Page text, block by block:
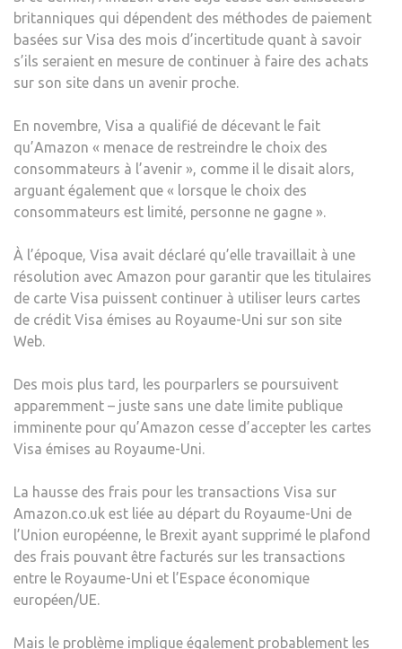
britanniques qui dépendent des méthodes de paiement
basées sur Visa des mois d’incertitude quant à savoir
s’ils seraient en mesure de continuer à faire des achats
sur son site dans un avenir proche.
En novembre, Visa a qualifié de décevant le fait
qu’Amazon « menace de restreindre le choix des
consommateurs à l’avenir », comme il le disait alors,
arguant également que « lorsque le choix des
consommateurs est limité, personne ne gagne ».
À l’époque, Visa avait déclaré qu’elle travaillait à une
résolution avec Amazon pour garantir que les titulaires
de carte Visa puissent continuer à utiliser leurs cartes
de crédit Visa émises au Royaume-Uni sur son site
Web.
Des mois plus tard, les pourparlers se poursuivent
apparemment – ​​juste sans une date limite publique
imminente pour qu’Amazon cesse d’accepter les cartes
Visa émises au Royaume-Uni.
La hausse des frais pour les transactions Visa sur
Amazon.co.uk est liée au départ du Royaume-Uni de
l’Union européenne, le Brexit ayant supprimé le plafond
des frais pouvant être facturés sur les transactions
entre le Royaume-Uni et l’Espace économique
européen/UE.
Mais le problème implique également probablement les